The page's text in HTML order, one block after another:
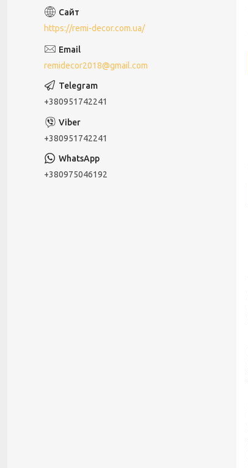
https://remi-decor.com.ua/
remidecor2018@gmail.com
+380951742241
+380951742241
+380975046192